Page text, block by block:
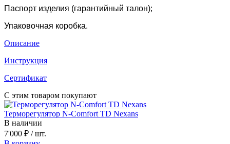
Паспорт изделия (гарантийный талон);
Упаковочная коробка.
Описание
Инструкция
Сертификат
С этим товаром покупают
Терморегулятор N-Comfort TD Nexans
В наличии
7'000 ₽ / шт.